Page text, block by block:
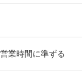
業時間に準ずる